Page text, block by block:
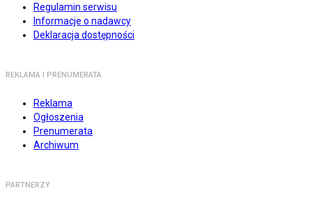
Regulamin serwisu
Informacje o nadawcy
Deklaracja dostępności
REKLAMA I PRENUMERATA
Reklama
Ogłoszenia
Prenumerata
Archiwum
PARTNERZY